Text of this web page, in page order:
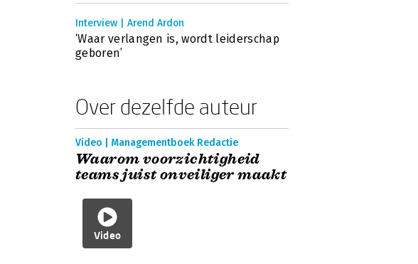
Interview | Arend Ardon
‘Waar verlangen is, wordt leiderschap
geboren’
Over dezelfde auteur
Video | Managementboek Redactie
Waarom voorzichtigheid
teams juist onveiliger maakt
Video